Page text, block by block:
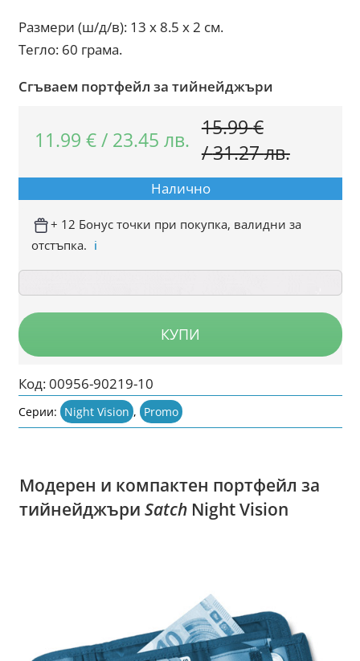
Размери (ш/д/в): 13 x 8.5 x 2 см.
Тегло: 60 грама.
Сгъваем портфейл за тийнейджъри
15.99€
/31.27лв.Original
price
was:
15.99 €
лв..
11.99€ / 23.45лв.
цена
е:
11.99 €
лв..
Налично
+ 12 Бонус точки при покупка, валидни за
отстъпка. ℹ️
КУПИ
Код:00956-90219-10
Серии: Night Vision , Promo
Модерен и компактен портфейл за
тийнейджъриSatch Night Vision